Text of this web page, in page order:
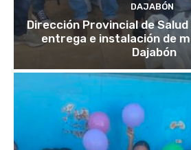
DAJABÓN
Dirección Provincial de
entrega e instalación de
Dajabón